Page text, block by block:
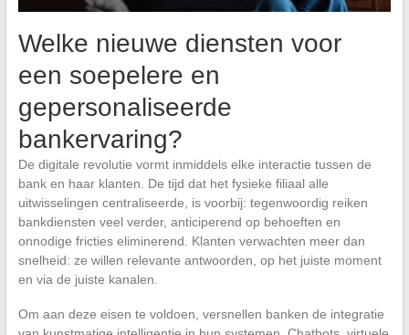
Welke nieuwe diensten voor
een soepelere en
gepersonaliseerde
bankervaring?
De digitale revolutie vormt inmiddels elke interactie tussen de
bank en haar klanten. De tijd dat het fysieke filiaal alle
uitwisselingen centraliseerde, is voorbij: tegenwoordig reiken
bankdiensten veel verder, anticiperend op behoeften en
onnodige fricties eliminerend. Klanten verwachten meer dan
snelheid: ze willen relevante antwoorden, op het juiste moment
en via de juiste kanalen.
Om aan deze eisen te voldoen, versnellen banken de integratie